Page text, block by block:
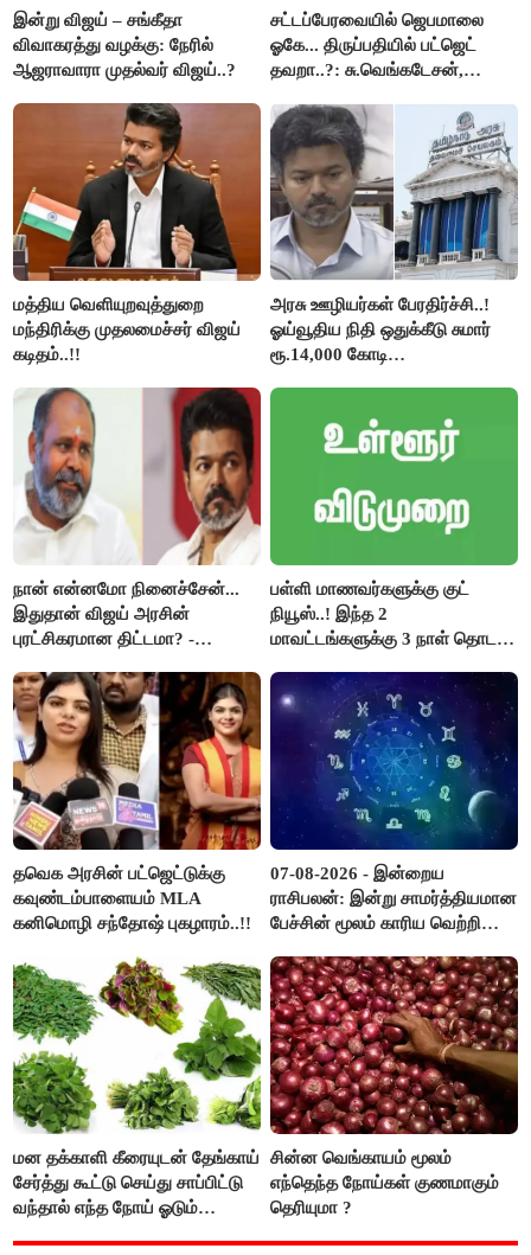
இன்று விஜய் – சங்கீதா
விவாகரத்து வழக்கு: நேரில்
ஆஜராவாரா முதல்வர் விஜய்..?
சட்டப்பேரவையில் ஜெபமாலை
ஓகே... திருப்பதியில் பட்ஜெட்
தவறா..?: சு.வெங்கடேசன்,
கேள்வி..!
மத்திய வெளியுறவுத்துறை
மந்திரிக்கு முதலமைச்சர் விஜய்
கடிதம்..!!
அரசு ஊழியர்கள் பேரதிர்ச்சி..!
ஓய்வூதிய நிதி ஒதுக்கீடு சுமார்
ரூ.14,000 கோடி
நான் என்னமோ நினைச்சேன்...
இதுதான் விஜய் அரசின்
புரட்சிகரமான திட்டமா? -
பள்ளி மாணவர்களுக்கு குட்
நியூஸ்..! இந்த 2
மாவட்டங்களுக்கு 3 நாள் தொடர்
தவெக அரசின் பட்ஜெட்டுக்கு
கவுண்டம்பாளையம் MLA
கனிமொழி சந்தோஷ் புகழாரம்..!!
07-08-2026 - இன்றைய
ராசிபலன்: இன்று சாமர்த்தியமான
பேச்சின் மூலம் காரிய வெற்றி
பொறுப்புகளை ஒப்படைப்பதில்
கவனம் தேவை..!
மன தக்காளி கீரையுடன் தேங்காய்
சேர்த்து கூட்டு செய்து சாப்பிட்டு
வந்தால் எந்த நோய் ஓடும்
சின்ன வெங்காயம் மூலம்
எந்தெந்த நோய்கள் குணமாகும்
தெரியுமா ?